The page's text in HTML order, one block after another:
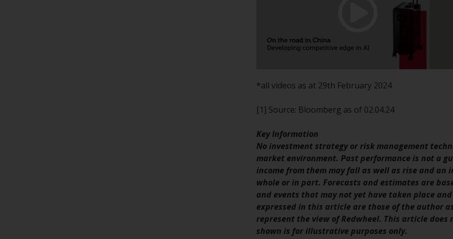
*all videos as at 29th February 2024
[1] Source: Bloomberg as of 02.04.24
Key Information
No investment strategy or risk management
market environment. Past performance is not a
income from them may fall as well as rise and
whole or in part. Forecasts and estimates are
and events that may not yet have taken place
expressed in this article are those of the author
represent the view of Redwheel. This article
shown is for illustrative purposes only.